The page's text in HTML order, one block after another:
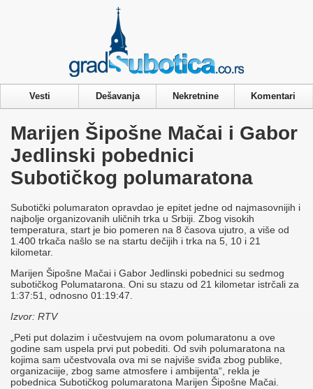
Vesti Dešavanja Nekretnine Komentari
Marijen Šipošne Mačai i Gabor
Jedlinski pobednici
Subotičkog polumaratona
Subotički polumaraton opravdao je epitet jedne od najmasovnijih i
najbolje organizovanih uličnih trka u Srbiji. Zbog visokih
temperatura, start je bio pomeren na 8 časova ujutro, a više od
1.400 trkača našlo se na startu dečijih i trka na 5, 10 i 21
kilometar.
Marijen Šipošne Mačai i Gabor Jedlinski pobednici su sedmog
subotičkog Polumatarona. Oni su stazu od 21 kilometar istrčali za
1:37:51, odnosno 01:19:47.
Izvor: RTV
„Peti put dolazim i učestvujem na ovom polumaratonu a ove
godine sam uspela prvi put pobediti. Od svih polumaratona na
kojima sam učestvovala ova mi se najviše sviđa zbog publike,
organizaciije, zbog same atmosfere i ambijenta“, rekla je
pobednica Subotičkog polumaratona Marijen Šipošne Mačai.
Privacy & Cookies Policy